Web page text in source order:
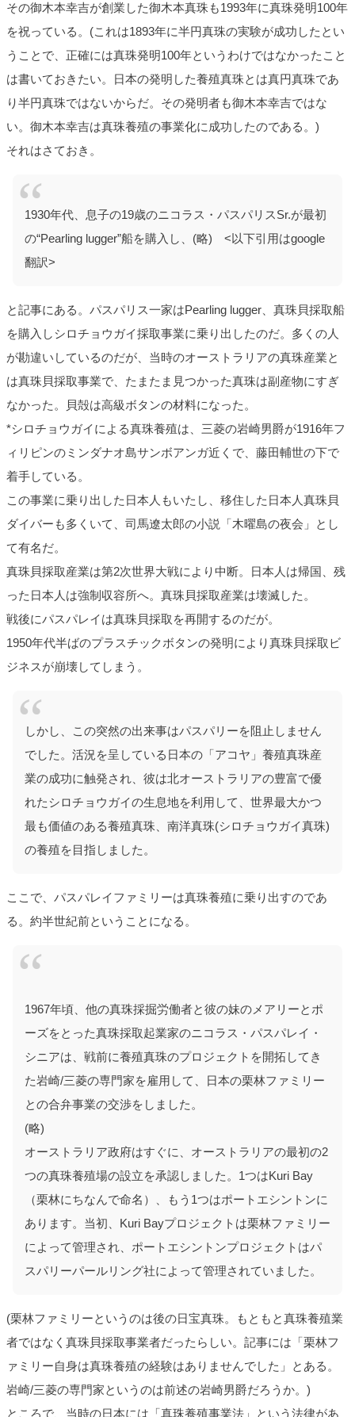
その御木本幸吉が創業した御木本真珠も1993年に真珠発明100年
を祝っている。(これは1893年に半円真珠の実験が成功したとい
うことで、正確には真珠発明100年というわけではなかったこと
は書いておきたい。日本の発明した養殖真珠とは真円真珠であ
り半円真珠ではないからだ。その発明者も御木本幸吉ではな
い。御木本幸吉は真珠養殖の事業化に成功したのである。)
それはさておき。
1930年代、息子の19歳のニコラス・パスパリスSr.が最初
の“Pearling lugger”船を購入し、(略) <以下引用はgoogle
翻訳>
と記事にある。パスパリス一家はPearling lugger、真珠貝採取船
を購入しシロチョウガイ採取事業に乗り出したのだ。多くの人
が勘違いしているのだが、当時のオーストラリアの真珠産業と
は真珠貝採取事業で、たまたま見つかった真珠は副産物にすぎ
なかった。貝殻は高級ボタンの材料になった。
*シロチョウガイによる真珠養殖は、三菱の岩崎男爵が1916年フ
ィリピンのミンダナオ島サンボアンガ近くで、藤田輔世の下で
着手している。
この事業に乗り出した日本人もいたし、移住した日本人真珠貝
ダイバーも多くいて、司馬遼太郎の小説「木曜島の夜会」とし
て有名だ。
真珠貝採取産業は第2次世界大戦により中断。日本人は帰国、残
った日本人は強制収容所へ。真珠貝採取産業は壊滅した。
戦後にパスパレイは真珠貝採取を再開するのだが。
1950年代半ばのプラスチックボタンの発明により真珠貝採取ビ
ジネスが崩壊してしまう。
しかし、この突然の出来事はパスパリーを阻止しません
でした。活況を呈している日本の「アコヤ」養殖真珠産
業の成功に触発され、彼は北オーストラリアの豊富で優
れたシロチョウガイの生息地を利用して、世界最大かつ
最も価値のある養殖真珠、南洋真珠(シロチョウガイ真珠)
の養殖を目指しました。
ここで、パスパレイファミリーは真珠養殖に乗り出すのであ
る。約半世紀前ということになる。
1967年頃、他の真珠採掘労働者と彼の妹のメアリーとポ
ーズをとった真珠採取起業家のニコラス・パスパレイ・
シニアは、戦前に養殖真珠のプロジェクトを開拓してき
た岩崎/三菱の専門家を雇用して、日本の栗林ファミリー
との合弁事業の交渉をしました。
(略)
オーストラリア政府はすぐに、オーストラリアの最初の2
つの真珠養殖場の設立を承認しました。1つはKuri Bay
（栗林にちなんで命名）、もう1つはポートエシントンに
あります。当初、Kuri Bayプロジェクトは栗林ファミリー
によって管理され、ポートエシントンプロジェクトはパ
スパリーパールリング社によって管理されていました。
(栗林ファミリーというのは後の日宝真珠。もともと真珠養殖業
者ではなく真珠貝採取事業者だったらしい。記事には「栗林フ
ァミリー自身は真珠養殖の経験はありませんでした」とある。
岩崎/三菱の専門家というのは前述の岩崎男爵だろうか。)
ところで、当時の日本には「真珠養殖事業法」という法律があ